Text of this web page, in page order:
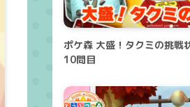
ポケ森 大盛！タクミの挑戦
10問目